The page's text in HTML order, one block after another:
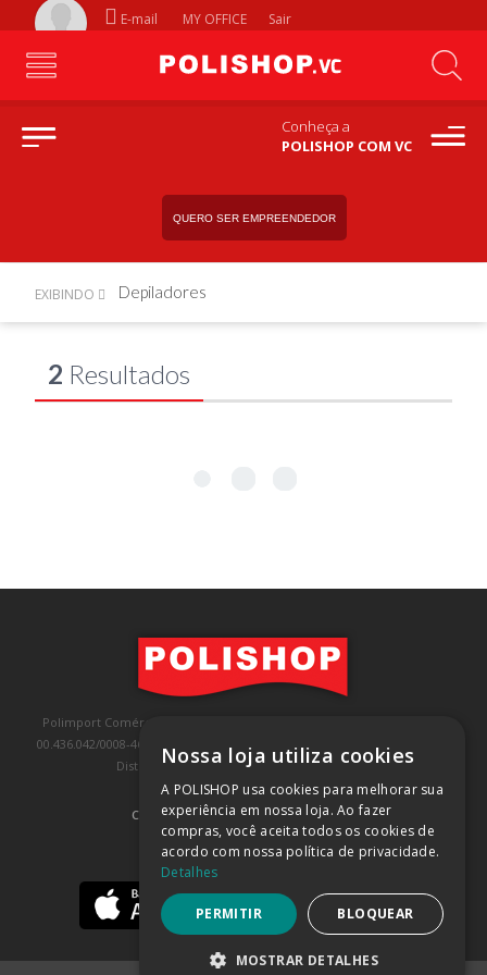
E-mail MY OFFICE Sair
Conheça a
POLISHOP COM VC
QUERO SER EMPREENDEDOR
EXIBINDO Depiladores
2 Resultados
Polimport Comércio e Exportação LTDA, inscrita no CNPJ/MF sob o nº
00.436.042/0008-46, IE 407.458.707.103, com sede na Rua Kanebo, nº 175,
Distrito Industrial, Jundiaí/SP, CEP: 13213-090
COMPRA 100% SEGURA (SAIBA MAIS)
BAIXE NOSSO APP
Nossa loja utiliza cookies
A POLISHOP usa cookies para melhorar sua
experiência em nossa loja. Ao fazer
compras, você aceita todos os cookies de
acordo com nossa política de privacidade.
Detalhes
PERMITIR BLOQUEAR
MOSTRAR DETALHES